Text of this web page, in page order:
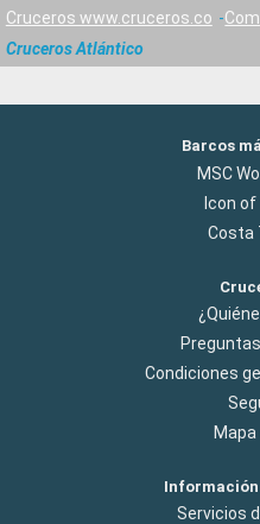
Cruceros www.cruceros.co
Cruceros Atlántico
Barcos
MSC
Icon of
Costa
Condiciones
Servicios